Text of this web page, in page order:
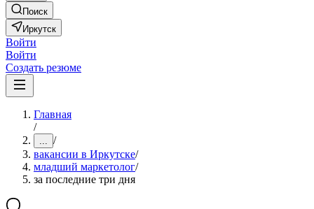
Поиск
Иркутск
Войти
Войти
Создать резюме
Главная
/
... /
вакансии в Иркутске/
младший маркетолог/
за последние три дня